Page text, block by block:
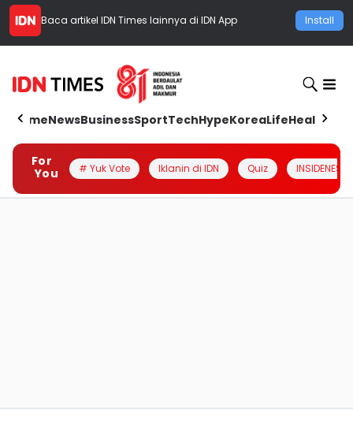
Baca artikel IDN Times lainnya di IDN App Install
HomeNewsBusinessSportTechHypeKoreaLifeHealth
For
You
# Yuk Vote Iklanin di IDN Quiz INSIDENESIA